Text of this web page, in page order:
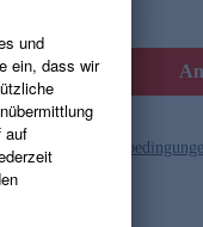
und die